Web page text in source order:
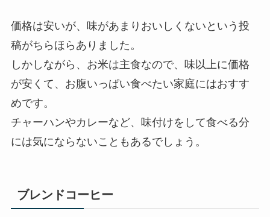
価格は安いが、味があまりおいしくないという投
稿がちらほらありました。
しかしながら、お米は主食なので、味以上に価格
が安くて、お腹いっぱい食べたい家庭にはおすす
めです。
チャーハンやカレーなど、味付けをして食べる分
には気にならないこともあるでしょう。
ブレンドコーヒー